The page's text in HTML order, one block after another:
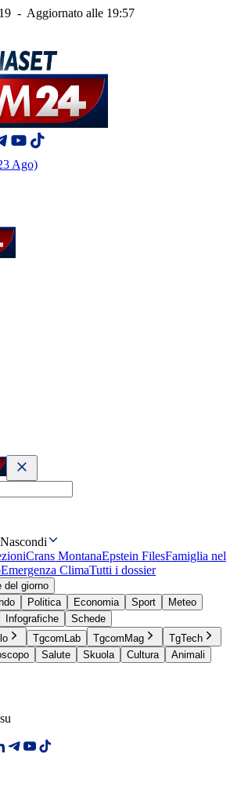
- Aggiornato alle 19:57
Ago)
Nascondi
Crans MontanaEpstein FilesFamiglia nel
Emergenza ClimaTutti i dossier
del giorno
Politica Economia Sport
Meteo
Infografiche
Schede
TgcomLab TgcomMag
TgTech
Salute Skuola Cultura
Animali